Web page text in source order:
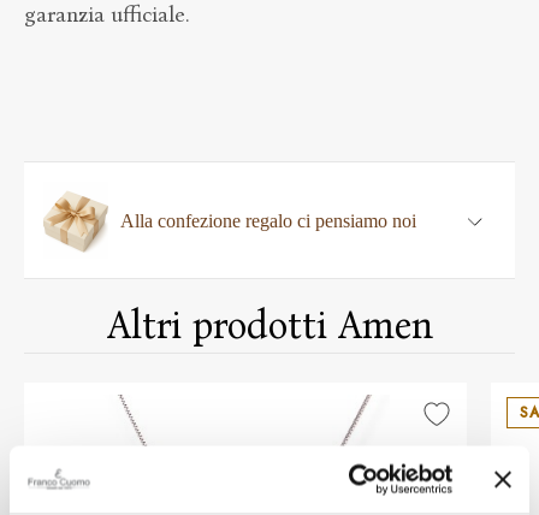
garanzia ufficiale.
Alla confezione regalo ci pensiamo noi
Altri prodotti Amen